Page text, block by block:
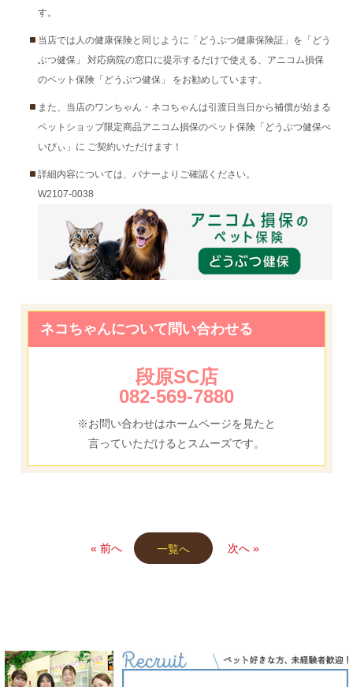
す。
当店では人の健康保険と同じように「どうぶつ健康保険証」を「どう
ぶつ健保」 対応病院の窓口に提示するだけで使える、アニコム損保
のペット保険「どうぶつ健保」 をお勧めしています。
また、当店のワンちゃん・ネコちゃんは引渡日当日から補償が始まる
ペットショップ限定商品アニコム損保のペット保険「どうぶつ健保べ
いびぃ」に ご契約いただけます！
詳細内容については、バナーよりご確認ください。
W2107-0038
ネコちゃんについて問い合わせる
段原SC店
082-569-7880
※お問い合わせはホームページを見たと
言っていただけるとスムーズです。
« 前へ 一覧へ 次へ »